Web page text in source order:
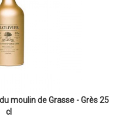
moulin de Grasse - Grès 25
cl